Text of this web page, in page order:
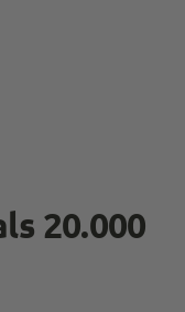
20.000
und
reagiert.